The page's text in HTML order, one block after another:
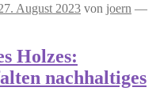
August 2023 von joern —
Holzes:
nachhaltiges